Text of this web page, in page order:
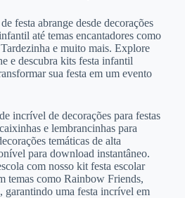
festa abrange desde decorações
até temas encantadores como
e muito mais. Explore
e descubra kits festa infantil
sua festa em um evento
incrível de decorações para festas
e lembrancinhas para
temáticas de alta
para download instantâneo.
com nosso kit festa escolar
temas como Rainbow Friends,
garantindo uma festa incrível em